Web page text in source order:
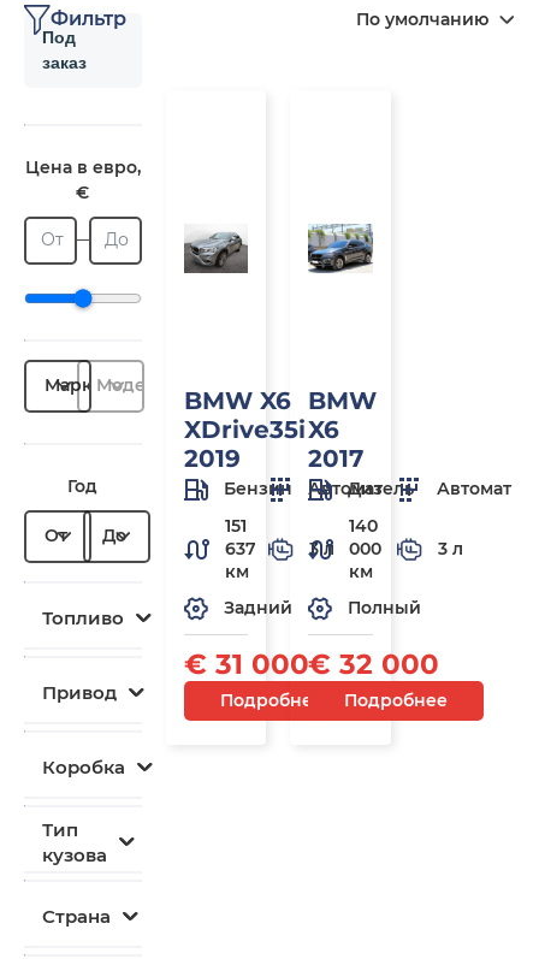
Фильтр По умолчанию
Под
заказ
Цена в евро,
€
От До
МаркаМодель
Год
От До
Топливо
Привод
Коробка
Тип
кузова
Страна
BMW X6
XDrive35i
2019
Бензин
Автомат
151
637
км
3 л
Задний
€ 31 000
Подробнее
BMW
X6
2017
Дизель
Автомат
140
000
км
3 л
Полный
€ 32 000
Подробнее